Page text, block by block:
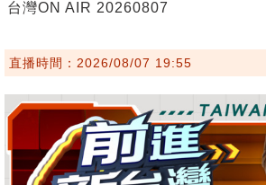
台灣ON AIR 20260807
直播時間：2026/08/07 19:55